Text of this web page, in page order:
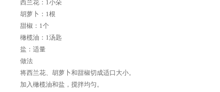
西兰花：1小朵
胡萝卜：1根
甜椒：1个
橄榄油：1汤匙
盐：适量
做法
将西兰花、胡萝卜和甜椒切成适口大小。
加入橄榄油和盐，搅拌均匀。